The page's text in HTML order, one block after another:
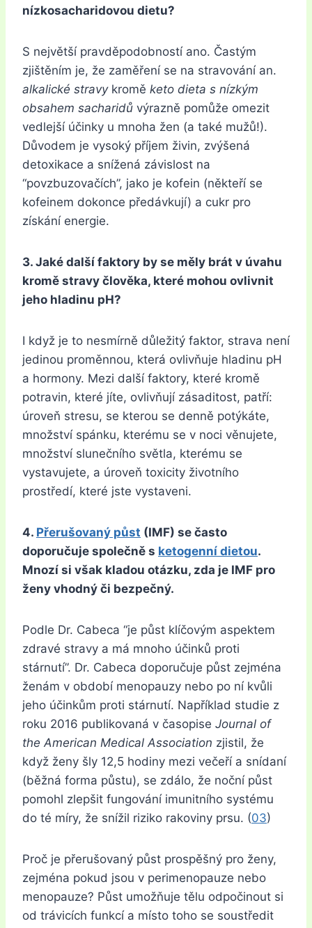
nízkosacharidovou dietu?
S největší pravděpodobností ano. Častým
zjištěním je, že zaměření se na stravování an.
alkalické stravykromě keto dieta s nízkým
obsahem sacharidů výrazně pomůže omezit
vedlejší účinky u mnoha žen (a také mužů!).
Důvodem je vysoký příjem živin, zvýšená
detoxikace a snížená závislost na
“povzbuzovačích”, jako je kofein (někteří se
kofeinem dokonce předávkují) a cukr pro
získání energie.
3. Jaké další faktory by se měly brát v úvahu
kromě stravy člověka, které mohou ovlivnit
jeho hladinu pH?
I když je to nesmírně důležitý faktor, strava není
jedinou proměnnou, která ovlivňuje hladinu pH
a hormony. Mezi další faktory, které kromě
potravin, které jíte, ovlivňují zásaditost, patří:
úroveň stresu, se kterou se denně potýkáte,
množství spánku, kterému se v noci věnujete,
množství slunečního světla, kterému se
vystavujete, a úroveň toxicity životního
prostředí, které jste vystaveni.
4. Přerušovaný půst (IMF) se často
doporučuje společně s ketogenní dietou.
Mnozí si však kladou otázku, zda je IMF pro
ženy vhodný či bezpečný.
Podle Dr. Cabeca “je půst klíčovým aspektem
zdravé stravy a má mnoho účinků proti
stárnutí”. Dr. Cabeca doporučuje půst zejména
ženám v období menopauzy nebo po ní kvůli
jeho účinkům proti stárnutí. Například studie z
roku 2016 publikovaná v časopise Journal of
the American Medical Association zjistil, že
když ženy šly 12,5 hodiny mezi večeří a snídaní
(běžná forma půstu), se zdálo, že noční půst
pomohl zlepšit fungování imunitního systému
do té míry, že snížil riziko rakoviny prsu. (03)
Proč je přerušovaný půst prospěšný pro ženy,
zejména pokud jsou v perimenopauze nebo
menopauze? Půst umožňuje tělu odpočinout si
od trávicích funkcí a místo toho se soustředit